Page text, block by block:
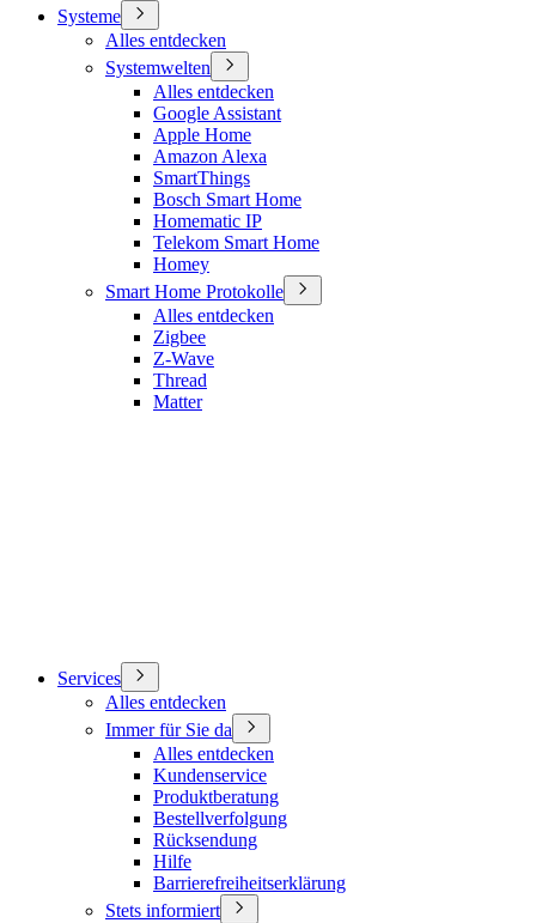
Systeme
Alles entdecken
Systemwelten
Alles entdecken
Google Assistant
Apple Home
Amazon Alexa
SmartThings
Bosch Smart Home
Homematic IP
Telekom Smart Home
Homey
Smart Home Protokolle
Alles entdecken
Zigbee
Z-Wave
Thread
Matter
Services
Alles entdecken
Immer für Sie da
Alles entdecken
Kundenservice
Produktberatung
Bestellverfolgung
Rücksendung
Hilfe
Barrierefreiheitserklärung
Stets informiert